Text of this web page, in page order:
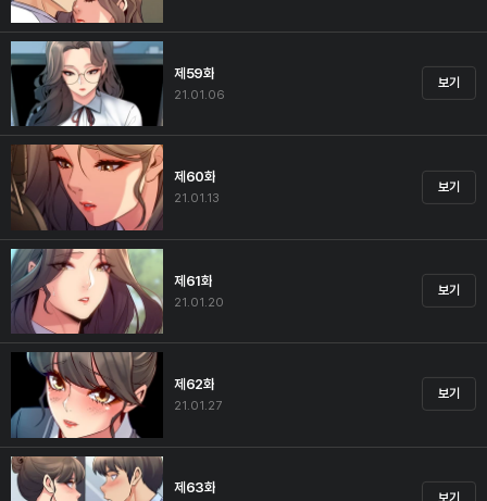
제59화
21.01.06
보기
제60화
21.01.13
보기
제61화
21.01.20
보기
제62화
21.01.27
보기
제63화
보기